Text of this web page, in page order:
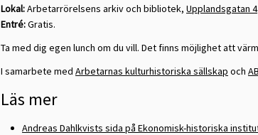
Lokal:Arbetarrörelsens arkiv och bibliotek, Upplandsgatan 4.
Entré:Gratis.
Ta med dig egen lunch om du vill. Det finns möjlighet att
I samarbete med Arbetarnas kulturhistoriska sällskap och
Läs mer
Andreas Dahlkvists sida på Ekonomisk-historiska